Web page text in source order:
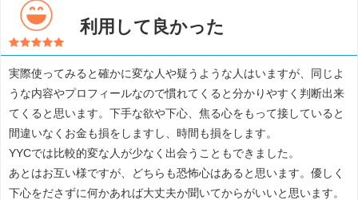
利用して良かった
実際使ってみると確かに変な人や疑うような人はいますが、同じよ
うな内容やプロフィールなので慣れてくると分かりやすく判断出来
てくると思います。下手な欲や下心、焦る心をもって接していると
間違いなくお金も損をしますし、時間も損をします。
YYCでは比較的変な人が少なく出会うこともできました。
あとはお互い様ですが、どちらも恐怖心はあると思います。優しく
下心をださずに何かあれば大丈夫か聞いてからがいいと思います。